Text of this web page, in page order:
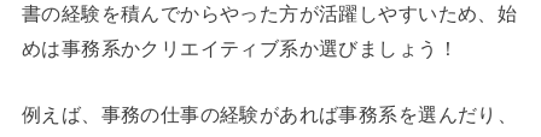
書の経験を積んでからやった方が活躍しやすいため、始
めは事務系かクリエイティブ系か選びましょう！
例えば、事務の仕事の経験があれば事務系を選んだり、